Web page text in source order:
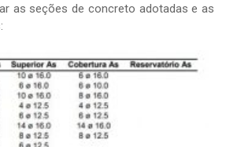
as seções de concreto adotadas e as